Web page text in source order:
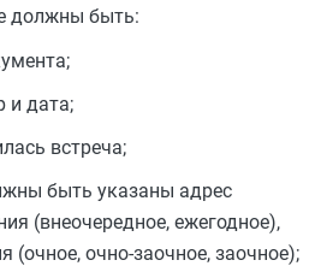
должны быть:
и дата;
встреча;
быть указаны адрес
(внеочередное, ежегодное),
(очное, очно-заочное, заочное);